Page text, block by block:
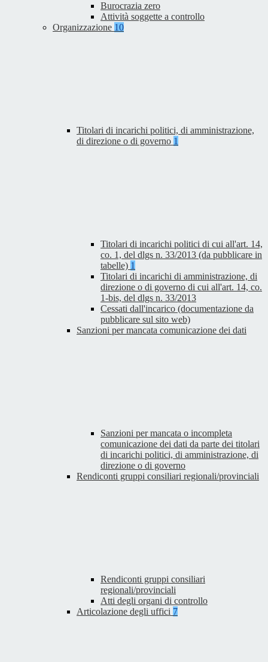
Burocrazia zero
Attività soggette a controllo
Organizzazione 10
Titolari di incarichi politici, di amministrazione,
di direzione o di governo 1
Titolari di incarichi politici di cui all'art. 14,
co. 1, del dlgs n. 33/2013 (da pubblicare in
tabelle) 1
Titolari di incarichi di amministrazione, di
direzione o di governo di cui all'art. 14, co.
1-bis, del dlgs n. 33/2013
Cessati dall'incarico (documentazione da
pubblicare sul sito web)
Sanzioni per mancata comunicazione dei dati
Sanzioni per mancata o incompleta
comunicazione dei dati da parte dei titolari
di incarichi politici, di amministrazione, di
direzione o di governo
Rendiconti gruppi consiliari regionali/provinciali
Rendiconti gruppi consiliari
regionali/provinciali
Atti degli organi di controllo
Articolazione degli uffici 7